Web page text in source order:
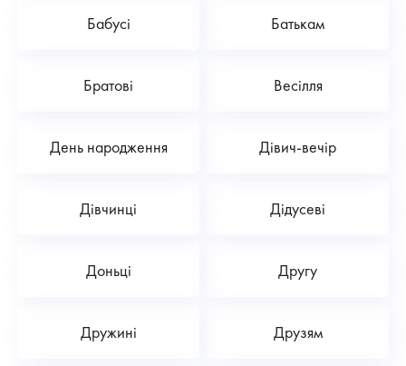
Бабусі Батькам
Братові Весілля
День народження Дівич-вечір
Дівчинці Дідусеві
Доньці Другу
Дружині Друзям